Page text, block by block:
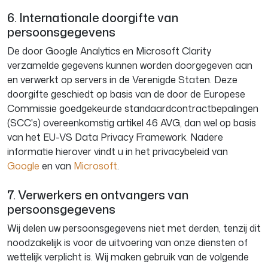
6. Internationale doorgifte van
persoonsgegevens
De door Google Analytics en Microsoft Clarity
verzamelde gegevens kunnen worden doorgegeven aan
en verwerkt op servers in de Verenigde Staten. Deze
doorgifte geschiedt op basis van de door de Europese
Commissie goedgekeurde standaardcontractbepalingen
(SCC's) overeenkomstig artikel 46 AVG, dan wel op basis
van het EU-VS Data Privacy Framework. Nadere
informatie hierover vindt u in het privacybeleid van
Google en van Microsoft.
7. Verwerkers en ontvangers van
persoonsgegevens
Wij delen uw persoonsgegevens niet met derden, tenzij dit
noodzakelijk is voor de uitvoering van onze diensten of
wettelijk verplicht is. Wij maken gebruik van de volgende